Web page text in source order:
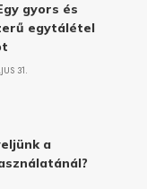
gyors és
egytálétel
31.
a